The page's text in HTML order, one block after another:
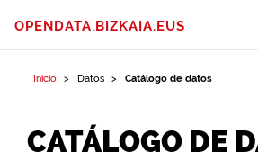
OPENDATA.BIZKAIA.EUS
Inicio Datos Catálogo de datos
CATÁLOGO DE